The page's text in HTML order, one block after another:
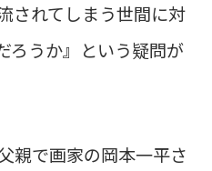
されてしまう世間に対
ろうか』という疑問が
親で画家の岡本一平さ